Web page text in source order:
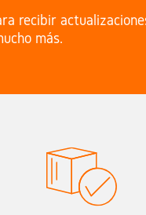
recibir
más.